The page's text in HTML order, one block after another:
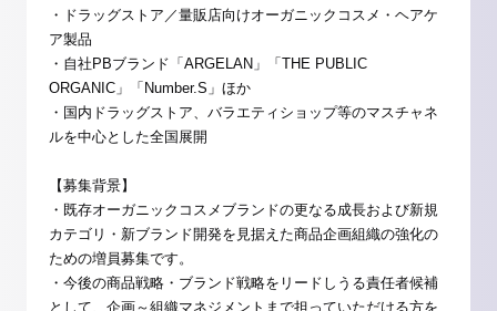
・ドラッグストア／量販店向けオーガニックコスメ・ヘアケ
ア製品
・自社PBブランド「ARGELAN」「THE PUBLIC
ORGANIC」「Number.S」ほか
・国内ドラッグストア、バラエティショップ等のマスチャネ
ルを中心とした全国展開
【募集背景】
・既存オーガニックコスメブランドの更なる成長および新規
カテゴリ・新ブランド開発を見据えた商品企画組織の強化の
ための増員募集です。
・今後の商品戦略・ブランド戦略をリードしうる責任者候補
として、企画～組織マネジメントまで担っていただける方を